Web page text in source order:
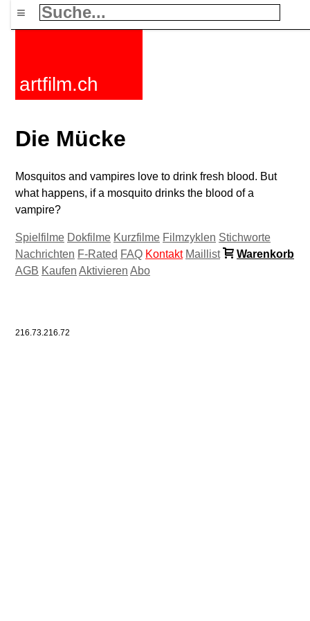
≡
artfilm.ch
Die Mücke
Mosquitos and vampires love to drink fresh blood. But
what happens, if a mosquito drinks the blood of a
vampire?
Spielfilme Dokfilme Kurzfilme Filmzyklen Stichworte
Nachrichten F-Rated FAQ Kontakt Maillist
Warenkorb
AGB Kaufen Aktivieren Abo
216.73.216.72